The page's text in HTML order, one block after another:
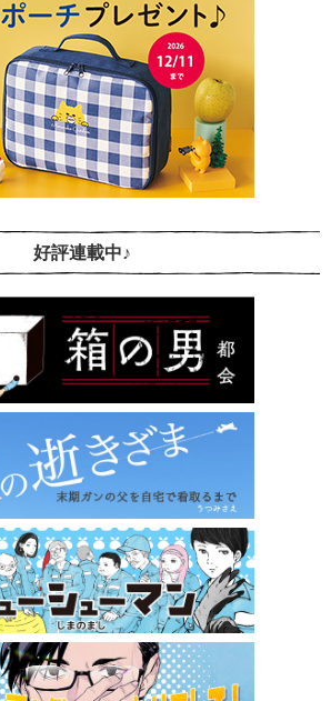
好評連載中♪